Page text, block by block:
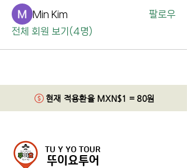
Min Kim
팔로우
전체 회원 보기(4명)
현재 적용환율 MXN$1 = 80원
TU Y YO TOUR
뚜이요투어